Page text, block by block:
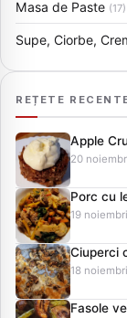
Masa de Paste (17)
Supe, Ciorbe,
REȚETE
Apple
20
Porc cu
19
Ciuperci
18
Fasole